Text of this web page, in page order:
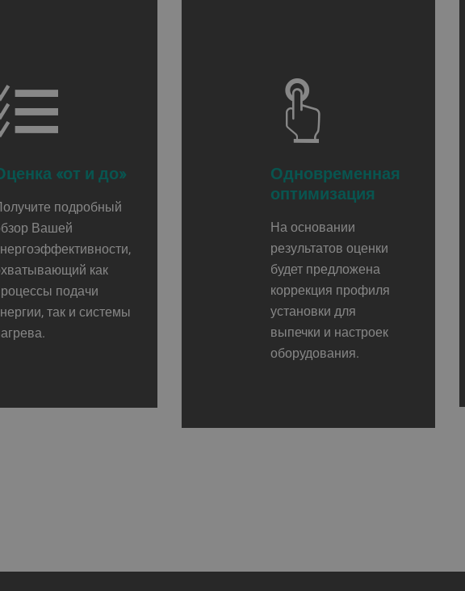
«от и до»
подробный
Вашей
как
подачи
так и системы
Одновременная
оптимизация
На основании
результатов оценки
будет предложена
коррекция профиля
установки для
выпечки и настроек
оборудования.